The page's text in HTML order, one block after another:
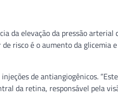
da elevação da pressão arterial
risco é o aumento da glicemia
de antiangiogênicos.
da retina, responsável pela